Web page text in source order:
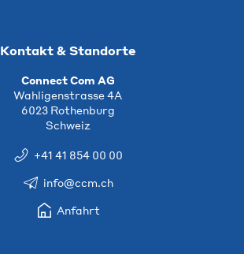
Kontakt & Standorte
Connect Com AG
Wahligenstrasse 4A
6023 Rothenburg
Schweiz
+41 41 854 00 00
info@ccm.ch
Anfahrt